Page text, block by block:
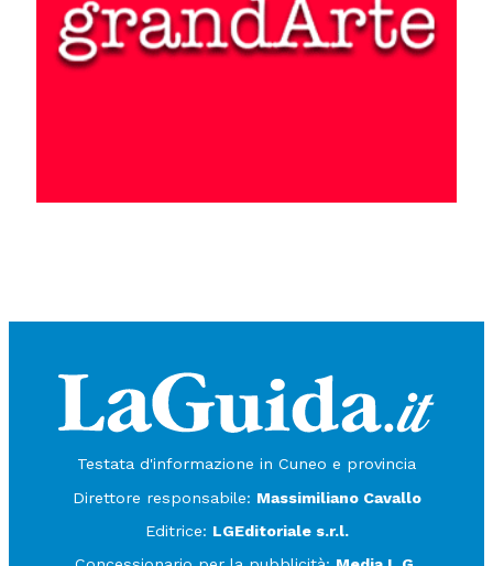
Testata d'informazione in Cuneo e provincia
Direttore responsabile: Massimiliano Cavallo
Editrice: LGEditoriale s.r.l.